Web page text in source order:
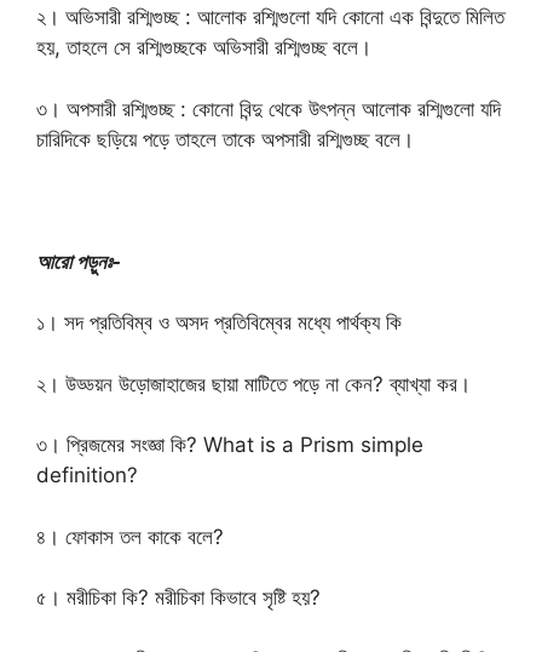
২। অভিসারী রশ্মিগুচ্ছ : আলোক রশ্মিগুলো যদি কোনো এক বিন্দুতে মিলিত
হয়, তাহলে সে রশ্মিগুচ্ছকে অভিসারী রশ্মিগুচ্ছ বলে।
৩। অপসারী রশ্মিগুচ্ছ : কোনো বিন্দু থেকে উৎপন্ন আলোক রশ্মিগুলো যদি
চারিদিকে ছড়িয়ে পড়ে তাহলে তাকে অপসারী রশ্মিগুচ্ছ বলে।
আরো পড়ুনঃ-
১। সদ প্রতিবিম্ব ও অসদ প্রতিবিম্বের মধ্যে পার্থক্য কি
২। উড্ডয়ন উড়োজাহাজের ছায়া মাটিতে পড়ে না কেন? ব্যাখ্যা কর।
৩। প্রিজমের সংজ্ঞা কি? What is a Prism simple
definition?
৪। ফোকাস তল কাকে বলে?
৫। মরীচিকা কি? মরীচিকা কিভাবে সৃষ্টি হয়?